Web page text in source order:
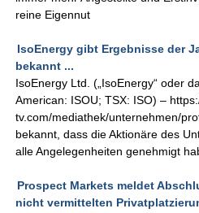
reine Eigennut
IsoEnergy gibt Ergebnisse der
bekannt ...
IsoEnergy Ltd. („IsoEnergy“ oder
American: ISOU; TSX: ISO) –
tv.com/mediathek/unternehmen/
bekannt, dass die Aktionäre des
alle Angelegenheiten genehmigt
Prospect Markets meldet
nicht vermittelten